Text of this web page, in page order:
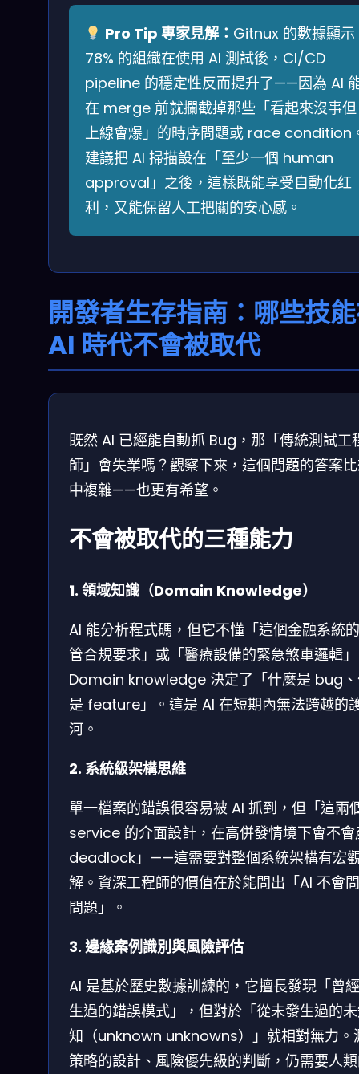
Pro Tip 專家見解： Gitnux 的數據顯示
78% 的組織在使用 AI 測試後，CI/CD
pipeline 的穩定性反而提升了——因為 AI
在 merge 前就攔截掉那些「看起來沒事但
上線會爆」的時序問題或 race condition
建議把 AI 掃描設在「至少一個 human
approval」之後，這樣既能享受自動化红
利，又能保留人工把關的安心感。
開發者生存指南：哪些技
AI 時代不會被取代
既然 AI 已經能自動抓 Bug，那「傳統測試工
師」會失業嗎？觀察下來，這個問題的答案
中複雜——也更有希望。
不會被取代的三種能力
1. 領域知識（Domain Knowledge）
AI 能分析程式碼，但它不懂「這個金融系統
管合規要求」或「醫療設備的緊急煞車邏輯
Domain knowledge 決定了「什麼是 bug
是 feature」。這是 AI 在短期內無法跨越的
河。
2. 系統級架構思維
單一檔案的錯誤很容易被 AI 抓到，但「這兩
service 的介面設計，在高併發情境下會不會
deadlock」——這需要對整個系統架構有宏
解。資深工程師的價值在於能問出「AI 不會
問題」。
3. 邊緣案例識別與風險評估
AI 是基於歷史數據訓練的，它擅長發現「曾
生過的錯誤模式」，但對於「從未發生過的
知（unknown unknowns）」就相對無力。
策略的設計、風險優先級的判斷，仍需要人